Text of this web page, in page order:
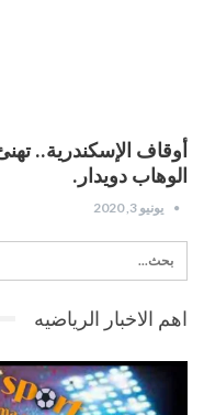
أوقاف الإسكندرية..
الوهاب دويدار.
يونيو 3, 2020
اهم الاخبار الرياضيه